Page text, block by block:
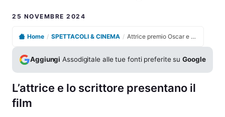
25 NOVEMBRE 2024
Home / SPETTACOLI & CINEMA / Attrice premio Oscar e scrittore torinese presentano film ispirato a Senza sangue
Aggiungi Assodigitale alle tue fonti preferite suGoogle
L’attrice e lo scrittore presentano il
film